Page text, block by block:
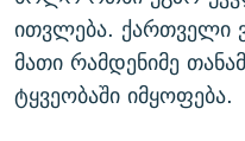
ითვლება. ქართველი
მათი რამდენიმე
ტყვეობაში იმყოფება.